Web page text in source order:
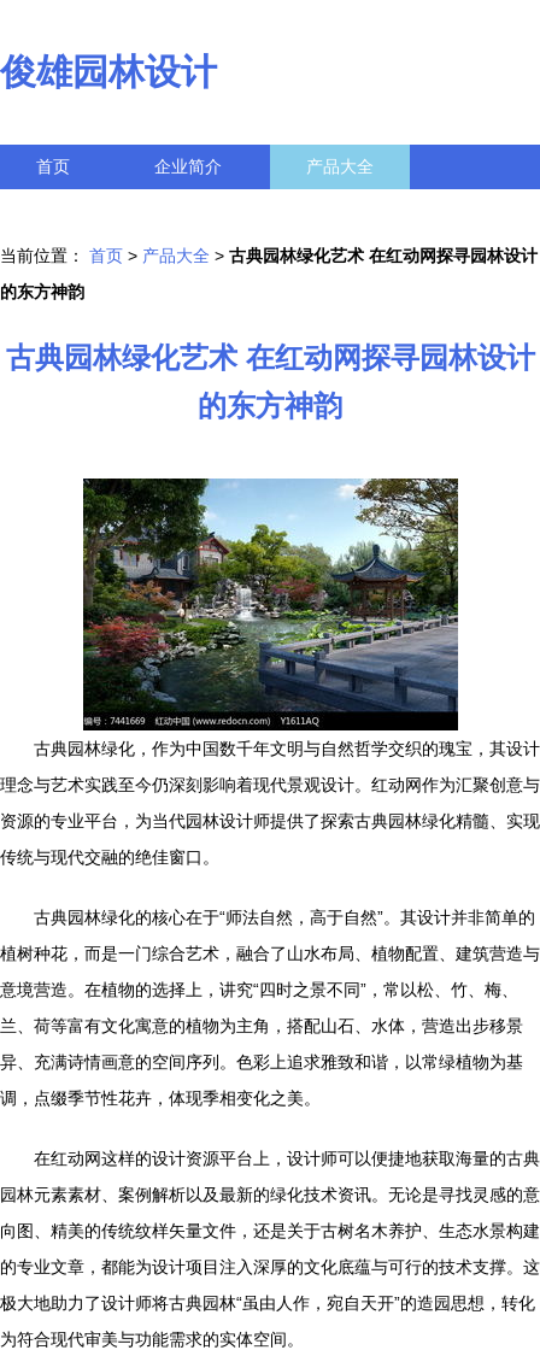
俊雄园林设计
首页 企业简介 产品大全
当前位置： 首页 > 产品大全 > 古典园林绿化艺术 在红动网探寻园林设计
的东方神韵
古典园林绿化艺术 在红动网探寻园林设计
的东方神韵
古典园林绿化，作为中国数千年文明与自然哲学交织的瑰宝，其设计
理念与艺术实践至今仍深刻影响着现代景观设计。红动网作为汇聚创意与
资源的专业平台，为当代园林设计师提供了探索古典园林绿化精髓、实现
传统与现代交融的绝佳窗口。
古典园林绿化的核心在于“师法自然，高于自然”。其设计并非简单的
植树种花，而是一门综合艺术，融合了山水布局、植物配置、建筑营造与
意境营造。在植物的选择上，讲究“四时之景不同”，常以松、竹、梅、
兰、荷等富有文化寓意的植物为主角，搭配山石、水体，营造出步移景
异、充满诗情画意的空间序列。色彩上追求雅致和谐，以常绿植物为基
调，点缀季节性花卉，体现季相变化之美。
在红动网这样的设计资源平台上，设计师可以便捷地获取海量的古典
园林元素素材、案例解析以及最新的绿化技术资讯。无论是寻找灵感的意
向图、精美的传统纹样矢量文件，还是关于古树名木养护、生态水景构建
的专业文章，都能为设计项目注入深厚的文化底蕴与可行的技术支撑。这
极大地助力了设计师将古典园林“虽由人作，宛自天开”的造园思想，转化
为符合现代审美与功能需求的实体空间。